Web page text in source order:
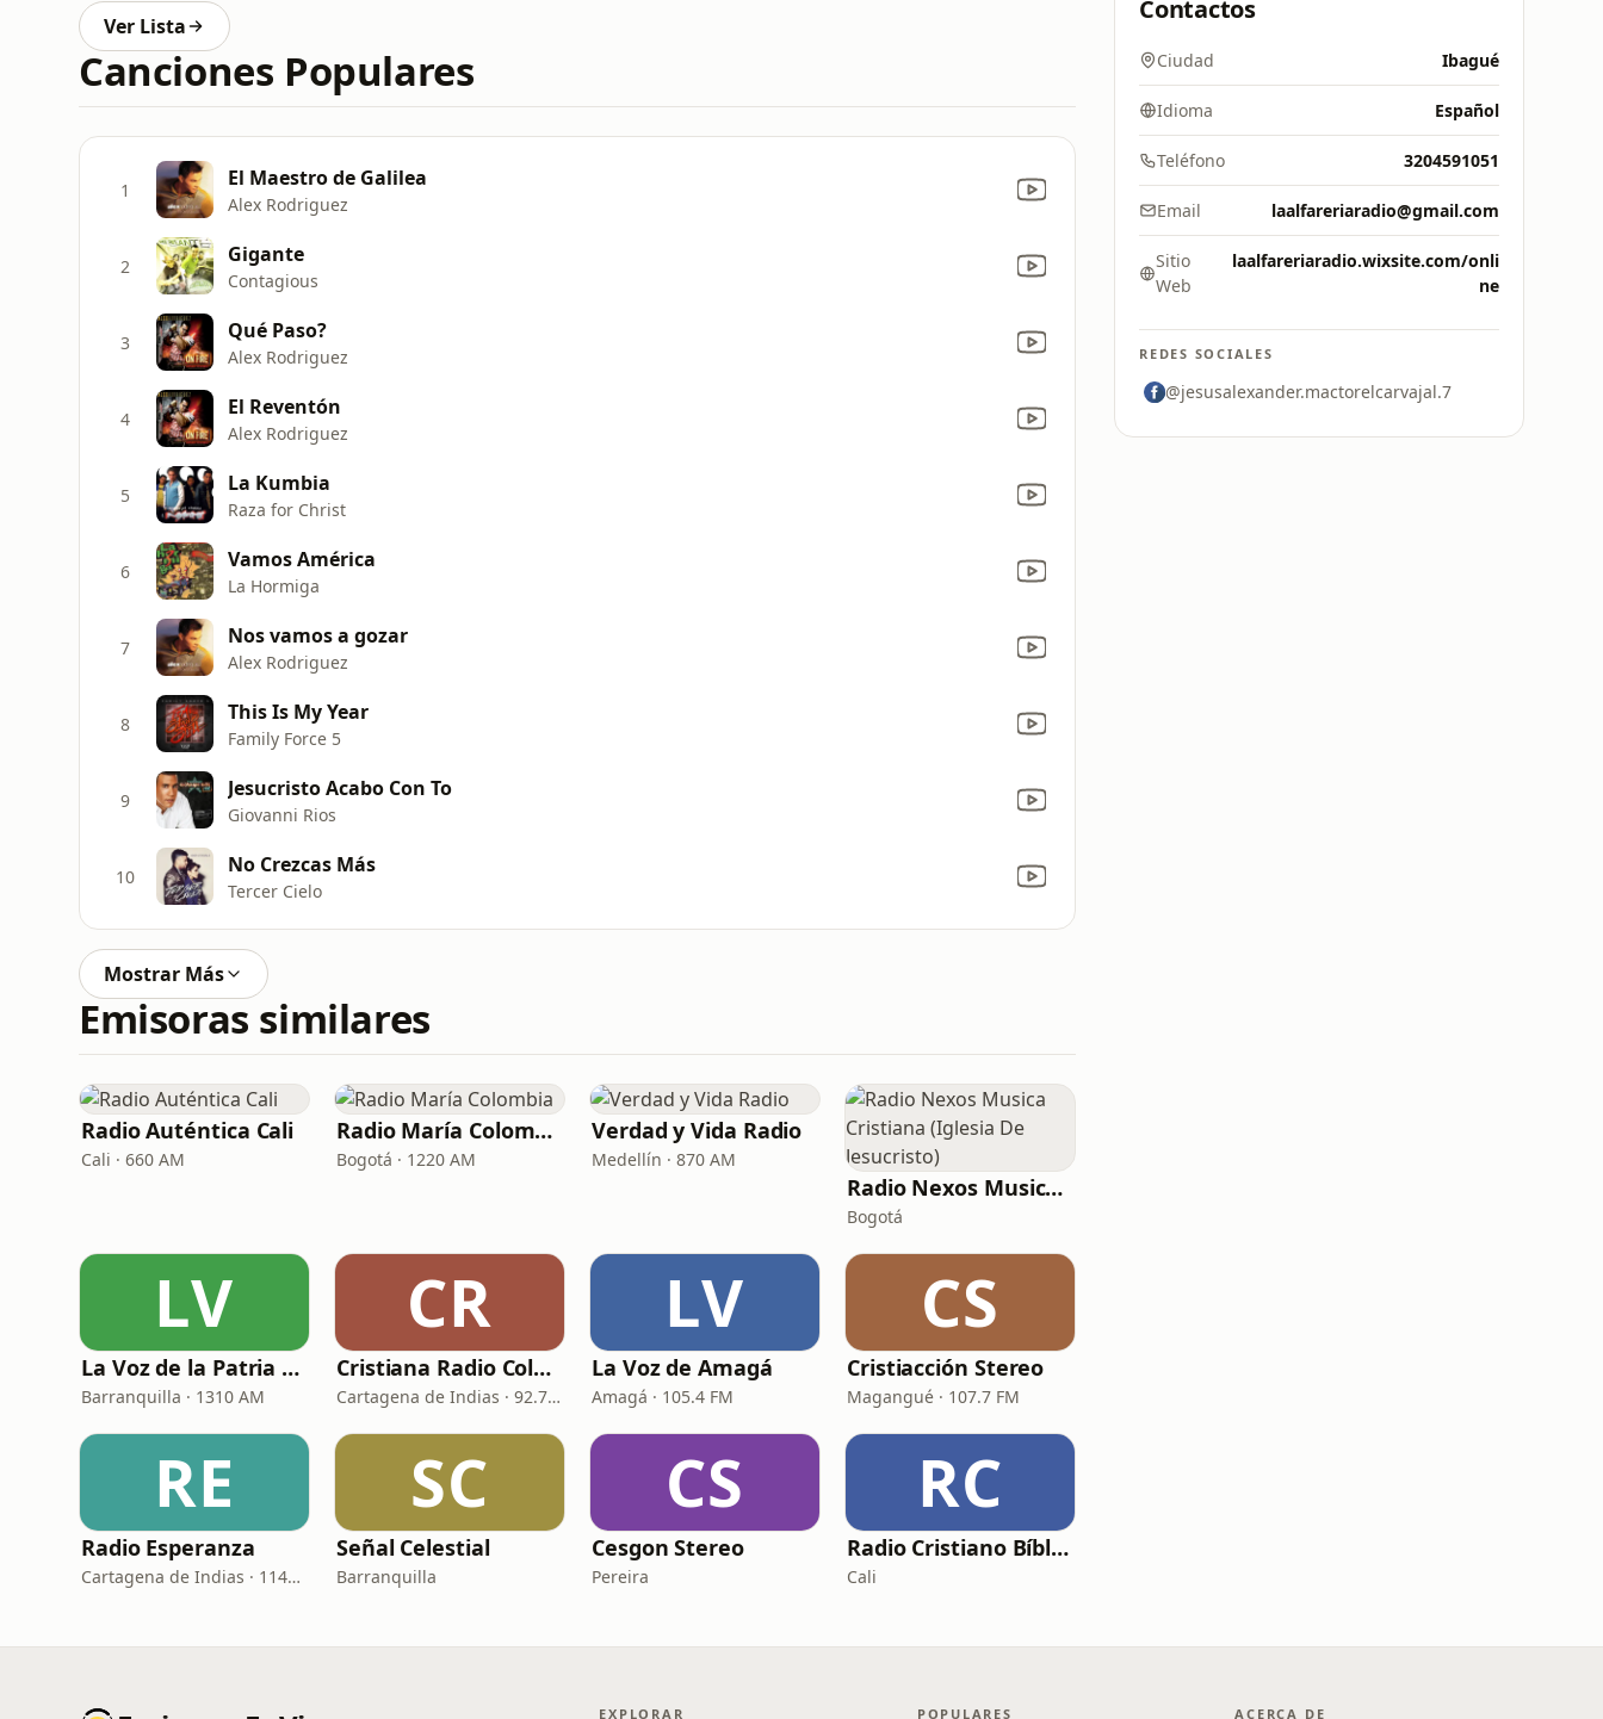
Ver Lista
Canciones Populares
1 El Maestro de Galilea
Alex Rodriguez
2 Gigante
Contagious
3 Qué Paso?
Alex Rodriguez
4 El Reventón
Alex Rodriguez
5 La Kumbia
Raza for Christ
6 Vamos América
La Hormiga
7 Nos vamos a gozar
Alex Rodriguez
8 This Is My Year
Family Force 5
9 Jesucristo Acabo Con To
Giovanni Rios
10 No Crezcas Más
Tercer Cielo
Mostrar Más
Emisoras similares
Radio Auténtica Cali
Cali · 660 AM
Radio María Colombia
Bogotá · 1220 AM
Verdad y Vida Radio
Medellín · 870 AM
Radio Nexos Musica Cristiana (Iglesia De Jesucristo)
Bogotá
LV
La Voz de la Patria Celestial
Barranquilla · 1310 AM
CR
Cristiana Radio Colombia
Cartagena de Indias · 92.7 FM
LV
La Voz de Amagá
Amagá · 105.4 FM
CS
Cristiacción Stereo
Magangué · 107.7 FM
RE
Radio Esperanza
Cartagena de Indias · 1140 AM
SC
Señal Celestial
Barranquilla
CS
Cesgon Stereo
Pereira
RC
Radio Cristiano Bíblico
Cali
Contactos
Ciudad Ibagué
Idioma Español
Teléfono 3204591051
Email laalfareriaradio@gmail.com
Sitio
Web
laalfareriaradio.wixsite.com/onli
ne
REDES SOCIALES
@jesusalexander.mactorelcarvajal.7
EXPLORAR POPULARES ACERCA DE